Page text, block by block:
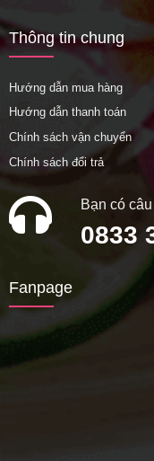
Thông tin chung
Hướng dẫn mua hàng
Hướng dẫn thanh toán
Chính sách vận chuyển
Chính sách đổi trả
Bạn có
0833
Fanpage